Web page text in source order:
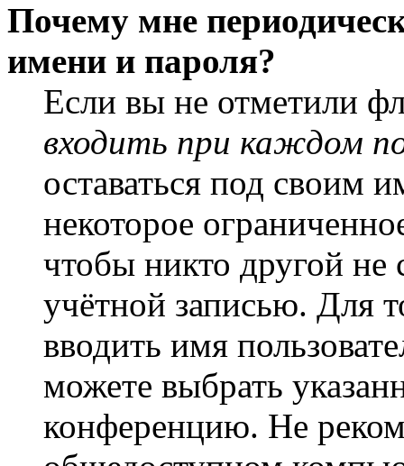
Почему мне
имени и пароля?
Если вы не отметили
входить при каждом
оставаться под своим
некоторое
чтобы никто другой не
учётной записью. Для
вводить имя
можете выбрать
конференцию. Не